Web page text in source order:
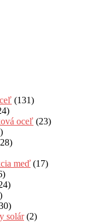
(131)
oceľ (23)
meď (17)
solár (2)